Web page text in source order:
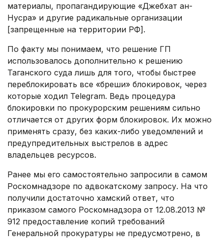
материалы, пропагандирующие «Джебхат ан-
Нусра» и другие радикальные организации
[запрещенные на территории РФ].
По факту мы понимаем, что решение ГП
использовалось дополнительно к решению
Таганского суда лишь для того, чтобы быстрее
переблокировать все «бреши» блокировок, через
которые ходил Telegram. Ведь процедура
блокировки по прокурорским решениям сильно
отличается от других форм блокировок. Их можно
применять сразу, без каких-либо уведомлений и
предупредительных выстрелов в адрес
владельцев ресурсов.
Ранее мы его самостоятельно запросили в самом
Роскомнадзоре по адвокатскому запросу. На что
получили достаточно хамский ответ, что
приказом самого Роскомнадзора от 12.08.2013 №
912 предоставление копий требований
Генеральной прокуратуры не предусмотрено, в